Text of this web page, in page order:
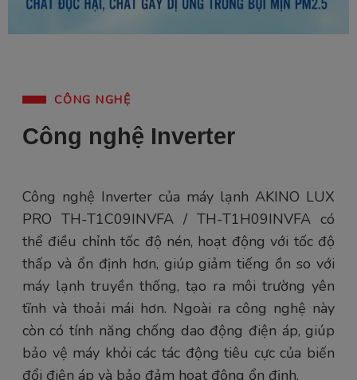
CÔNG NGHỆ
Công nghệ Inverter
Công nghệ Inverter của máy lạnh AKINO LUX
PRO TH-T1C09INVFA / TH-T1H09INVFA có
thể điều chỉnh tốc độ nén, hoạt động với tốc độ
thấp và ổn định hơn, giúp giảm tiếng ồn so với
máy lạnh truyền thống, tạo ra môi trường yên
tĩnh và thoải mái hơn. Ngoài ra công nghệ này
còn có tính năng chống dao động điện áp, giúp
bảo vệ máy khỏi các tác động tiêu cực của biến
đổi điện áp và bảo đảm hoạt động ổn định.